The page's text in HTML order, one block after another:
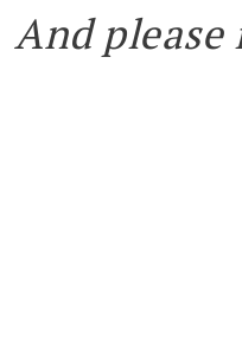
And please